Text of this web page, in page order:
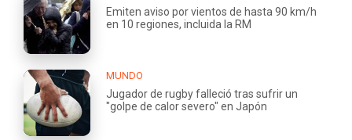
Emiten aviso por vientos de hasta 90 km/h
en 10 regiones, incluida la RM
MUNDO
Jugador de rugby falleció tras sufrir un
"golpe de calor severo" en Japón